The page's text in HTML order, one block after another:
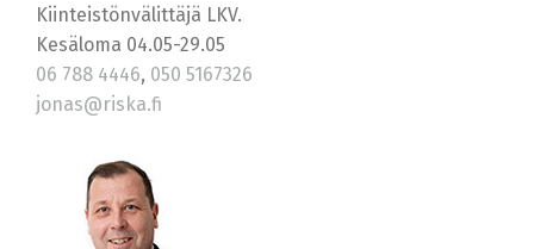
Kiinteistönvälittäjä LKV.
Kesäloma 04.05-29.05
06 788 4446, 050 5167326
jonas@riska.fi